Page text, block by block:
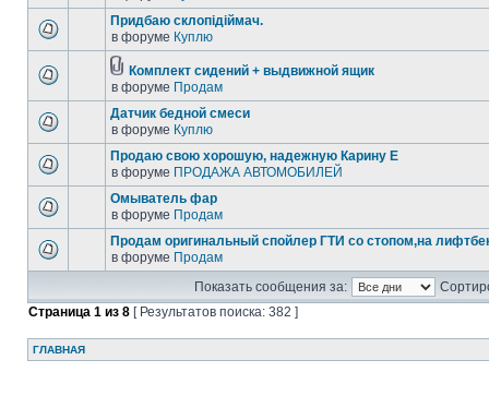
Придбаю склопідіймач.
в форуме Куплю
Комплект сидений + выдвижной ящик
в форуме Продам
Датчик бедной смеси
в форуме Куплю
Продаю свою хорошую, надежную Карину Е
в форуме ПРОДАЖА АВТОМОБИЛЕЙ
Омыватель фар
в форуме Продам
Продам оригинальный спойлер ГТИ со стопом,на
в форуме Продам
Показать сообщения за:
Страница 1 из 8 [ Результатов поиска: 382 ]
ГЛАВНАЯ